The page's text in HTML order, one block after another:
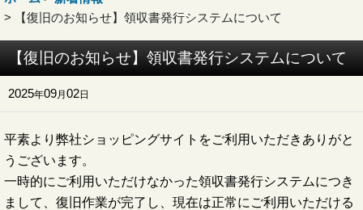
>
【復旧のお知らせ】領収書発行システムについて
【復旧のお知らせ】領収書発行システムについて
2025年09月02日
平素より弊社ショッピングサイトをご利用いただきありがと
うございます。
一時的にご利用いただけなかった領収書発行システムにつき
まして、復旧作業が完了し、現在は正常にご利用いただける